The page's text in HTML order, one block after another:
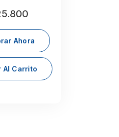
Ahora
Al Carrito